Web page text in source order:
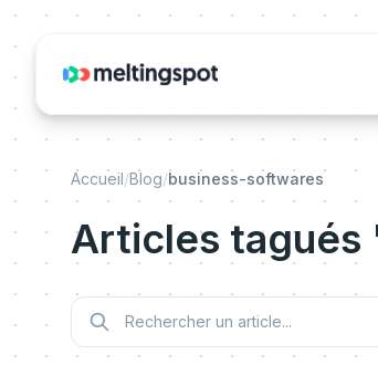
Accueil/Blog/business-softwares
Articles